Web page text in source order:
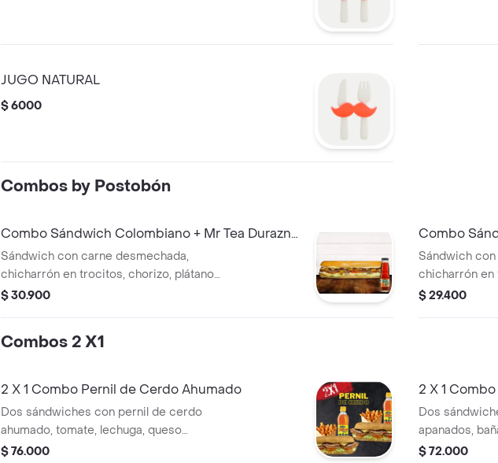
JUGO NATURAL
$ 6000
Combos by Postobón
Combo Sándwich Colombiano + Mr Tea Durazno
300 ml
Sándwich con carne desmechada,
chicharrón en trocitos, chorizo, plátano
maduro, lechuga, tomate, queso
$ 30.900
Combo
500 ml
Sándwich
chicharrón en
maduro,
$ 29.400
Combos 2 X1
2 X 1 Combo Pernil de Cerdo Ahumado
Dos sándwiches con pernil de cerdo
ahumado, tomate, lechuga, queso
mozzarella, salsa de ajo de la casa, 2
$ 76.000
2 X 1
Dos
apanados,
queso
$ 72.000